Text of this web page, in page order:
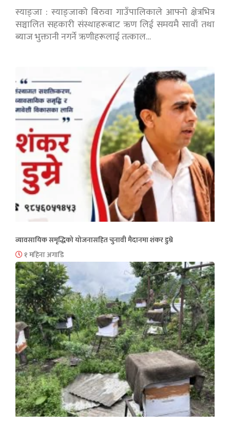
स्याङ्जा : स्याङ्जाको बिरुवा गाउँपालिकाले आफ्नो क्षेत्रभित्र
सञ्चालित सहकारी संस्थाहरूबाट ऋण लिई समयमै सावाँ तथा
ब्याज भुक्तानी नगर्ने ऋणीहरूलाई तत्काल…
व्यावसायिक समृद्धिको योजनासहित चुनावी मैदानमा शंकर डुम्रे
१ महिना अगाडि